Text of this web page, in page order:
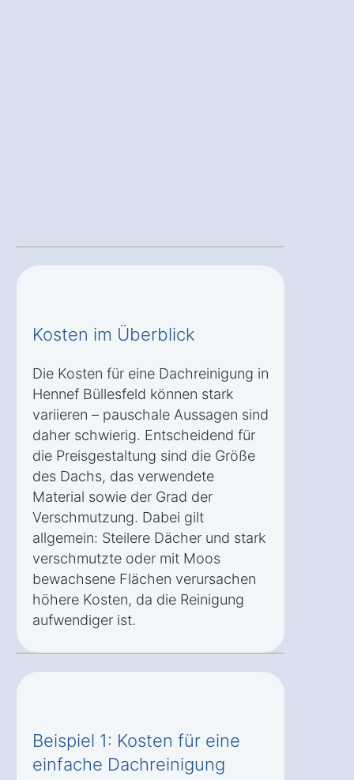
Kosten im Überblick
Die Kosten für eine Dachreinigung in
Hennef Büllesfeld können stark
variieren – pauschale Aussagen sind
daher schwierig. Entscheidend für
die Preisgestaltung sind die Größe
des Dachs, das verwendete
Material sowie der Grad der
Verschmutzung. Dabei gilt
allgemein: Steilere Dächer und stark
verschmutzte oder mit Moos
bewachsene Flächen verursachen
höhere Kosten, da die Reinigung
aufwendiger ist.
Beispiel 1: Kosten für eine
einfache Dachreinigung